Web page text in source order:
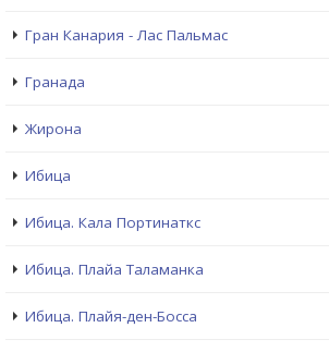
Гран Канария - Лас Пальмас
Гранада
Жирона
Ибица
Ибица. Кала Портинаткс
Ибица. Плайа Таламанка
Ибица. Плайя-ден-Босса